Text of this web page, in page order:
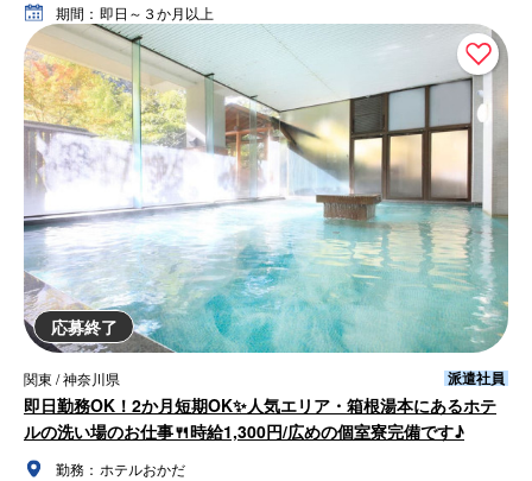
期間： 即日～３か月以上
応募終了
関東 / 神奈川県 派遣社員
即日勤務OK！2か月短期OK✨人気エリア・箱根湯本にあるホテ
ルの洗い場のお仕事🍴時給1,300円/広めの個室寮完備です♪
勤務： ホテルおかだ